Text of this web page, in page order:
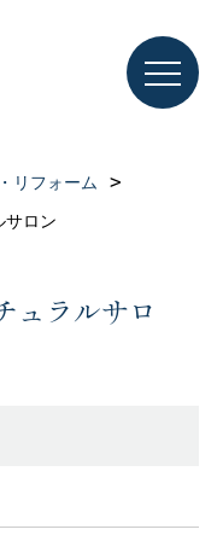
リフォーム
サロン
ュラルサロ